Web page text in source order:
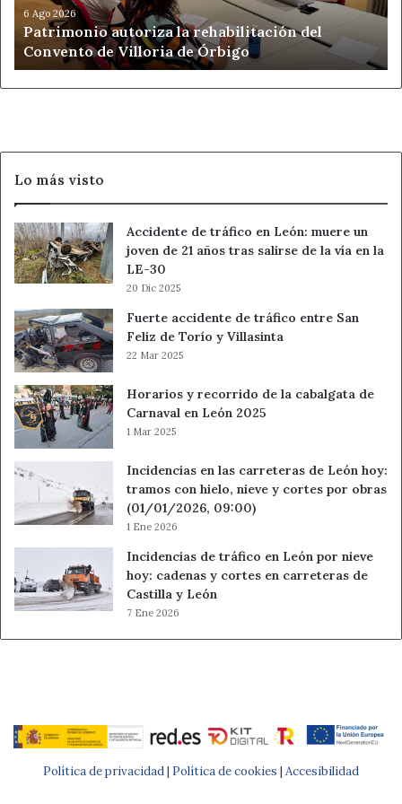
Evita:imponer un plan si el grupo aún no ha opinado.
Amor:un gesto discreto puede valer más que una gran
declaración.
Virgo
Te conviene:cerrar pendientes pequeños que ocupan
demasiada cabeza.
corregir a alguien delante de todos si puedes
hacerlo aparte.
Amor:no conviertas un detalle menor en examen
completo.
Trabajo/Dinero:día favorable para ordenar facturas,
correos y citas.
Bienestar:hidrátate antes de notar cansancio.
Acción de 60 segundos:
antiguos.
Libra
elegir planes que no te obliguen a fingir
ganas.
Evita:decir que todo te parece bien si no es verdad.
Acción de 60 segundos:rechaza con educación un plan
que te pesa.
Villoria
de
Órbigo
6 Ago 2026
Patrimonio autoriza la rehabilitación del
Convento de Villoria de Órbigo
Lo más visto
Accidente de tráfico en León: muere un
joven de 21 años tras salirse de la vía en la
LE-30
20 Dic 2025
Fuerte accidente de tráfico entre San
Feliz de Torío y Villasinta
22 Mar 2025
Horarios y recorrido de la cabalgata de
Carnaval en León 2025
1 Mar 2025
Incidencias en las carreteras de León hoy:
tramos con hielo, nieve y cortes por obras
(01/01/2026, 09:00)
1 Ene 2026
Incidencias de tráfico en León por nieve
hoy: cadenas y cortes en carreteras de
Castilla y León
7 Ene 2026
Política de privacidad | Política de cookies | Accesibilidad